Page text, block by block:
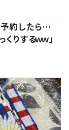
約したら…
りするｗｗ」